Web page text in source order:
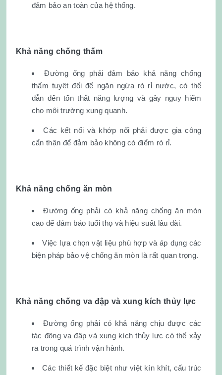
đảm bảo an toàn của hệ thống.
Khả năng chống thấm
Đường ống phải đảm bảo khả năng chống
thấm tuyệt đối để ngăn ngừa rò rỉ nước, có thể
dẫn đến tổn thất năng lượng và gây nguy hiểm
cho môi trường xung quanh.
Các kết nối và khớp nối phải được gia công
cẩn thận để đảm bảo không có điểm rò rỉ.
Khả năng chống ăn mòn
Đường ống phải có khả năng chống ăn mòn
cao để đảm bảo tuổi thọ và hiệu suất lâu dài.
Việc lựa chọn vật liệu phù hợp và áp dụng các
biện pháp bảo vệ chống ăn mòn là rất quan trọng.
Khả năng chống va đập và xung kích thủy lực
Đường ống phải có khả năng chịu được các
tác động va đập và xung kích thủy lực có thể xảy
ra trong quá trình vận hành.
Các thiết kế đặc biệt như việt kín khít, cấu trúc